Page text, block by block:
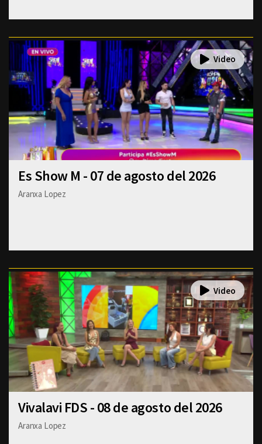
Es Show M - 07 de agosto del 2026
Aranxa Lopez
Vivalavi FDS - 08 de agosto del 2026
Aranxa Lopez